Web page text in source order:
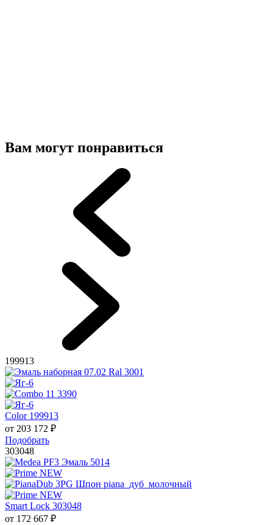
Вам могут понравиться
199913
Color 199913
от 203 172 ₽
Подобрать
303048
Smart Lock 303048
от 172 667 ₽